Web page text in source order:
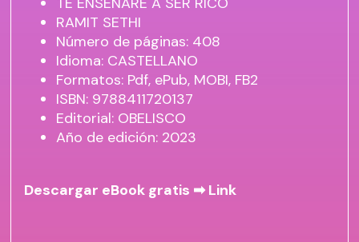
RAMIT SETHI
Número de páginas: 408
Idioma: CASTELLANO
Formatos: Pdf, ePub, MOBI, FB2
ISBN: 9788411720137
Editorial: OBELISCO
Año de edición: 2023
Descargar eBook gratis ➡ Link